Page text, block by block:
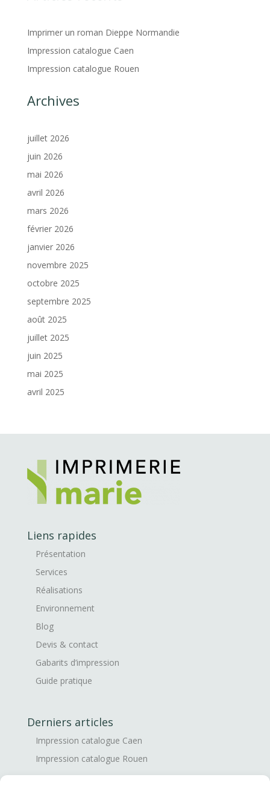
Imprimer un roman Dieppe Normandie
Impression catalogue Caen
Impression catalogue Rouen
Archives
juillet 2026
juin 2026
mai 2026
avril 2026
mars 2026
février 2026
janvier 2026
novembre 2025
octobre 2025
septembre 2025
août 2025
juillet 2025
juin 2025
mai 2025
avril 2025
Liens rapides
Présentation
Services
Réalisations
Environnement
Blog
Devis & contact
Gabarits d’impression
Guide pratique
Derniers articles
Impression catalogue Caen
Impression catalogue Rouen